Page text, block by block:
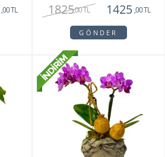
,00 TL 1825,00 TL 1425 ,00 TL
GÖNDER